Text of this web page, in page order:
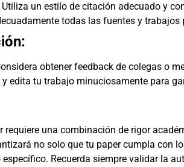
Utiliza un estilo de citación adecuado y
todas las fuentes y trabajos
obtener feedback de colegas o
y edita tu trabajo minuciosamente para
requiere una combinación de rigor
no solo que tu paper cumpla con
Recuerda siempre validar la